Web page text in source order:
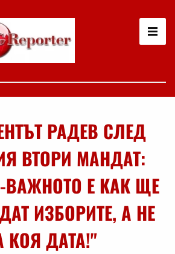
РАДЕВ СЛЕД
ВТОРИ МАНДАТ:
ВАЖНОТО Е КАК ЩЕ
ИЗБОРИТЕ, А НЕ
КОЯ ДАТА!"